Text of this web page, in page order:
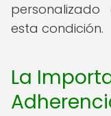
esta condición.
La